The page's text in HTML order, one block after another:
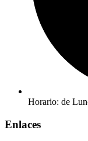
Horario: de
Enlaces